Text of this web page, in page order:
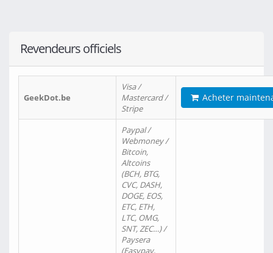
Revendeurs officiels
GeekDot.be
Visa /
Mastercard /
Stripe
Acheter
Paypal /
Webmoney /
Bitcoin,
Altcoins
(BCH, BTG,
CVC, DASH,
DOGE, EOS,
ETC, ETH,
LTC, OMG,
SNT, ZEC…) /
Paysera
(Easypay,